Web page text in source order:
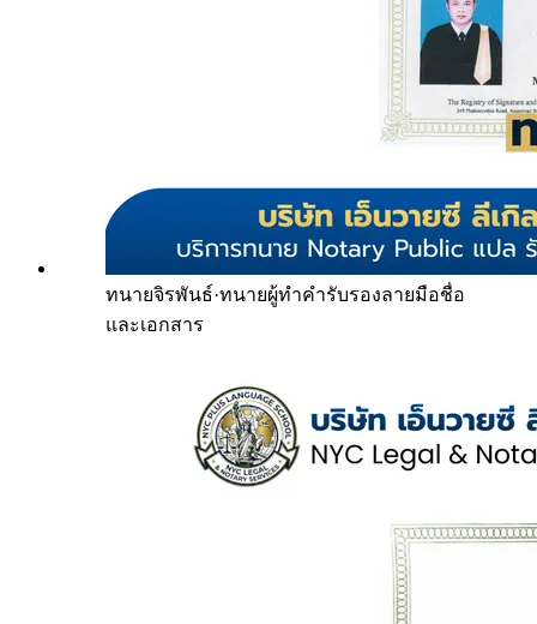
ทนายจิรพันธ์·ทนายผู้ทำคำรับรองลายมือชื่อ
และเอกสาร